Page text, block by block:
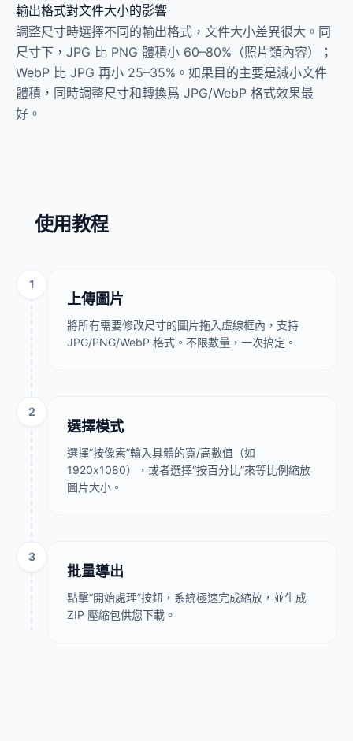
輸出格式對文件大小的影響
調整尺寸時選擇不同的輸出格式，文件大小差異很大。同
尺寸下，JPG 比 PNG 體積小 60–80%（照片類內容）；
WebP 比 JPG 再小 25–35%。如果目的主要是減小文件
體積，同時調整尺寸和轉換爲 JPG/WebP 格式效果最
好。
使用教程
1
上傳圖片
將所有需要修改尺寸的圖片拖入虛線框內，支持
JPG/PNG/WebP 格式。不限數量，一次搞定。
2
選擇模式
選擇“按像素”輸入具體的寬/高數值（如
1920x1080），或者選擇“按百分比”來等比例縮放
圖片大小。
3
批量導出
點擊“開始處理”按鈕，系統極速完成縮放，並生成
ZIP 壓縮包供您下載。